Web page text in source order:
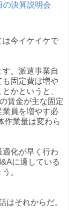
の決算説明会
今イケイケで
。派遣事業自
固定費は増や
かというと、
賃金が主な固定
業員を増やす必
作業量は変わら
化が早く行わ
に適している
。
はそれからだ。